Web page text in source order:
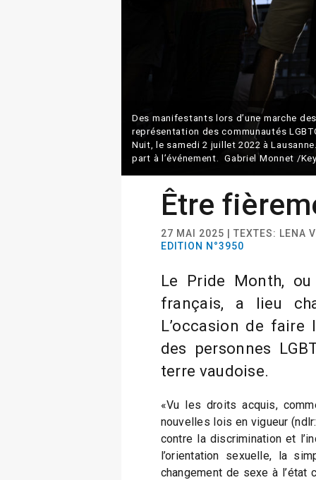
Des manifestants lors d’une marche
représentation des communautés
Nuit, le samedi 2 juillet 2022 à
part à l’événement. Gabriel Monnet /
Être
27 MAI 2025 | TEXTES: LENA
EDITION N°3950
Le Pride Month,
français, a lieu
L’occasion de
des personnes
terre vaudoise.
«Vu les droits acquis,
nouvelles lois en vigueur
contre la discrimination et
l’orientation sexuelle, la
changement de sexe à l’état